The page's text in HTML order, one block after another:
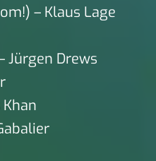
– Klaus Lage
Jürgen Drews